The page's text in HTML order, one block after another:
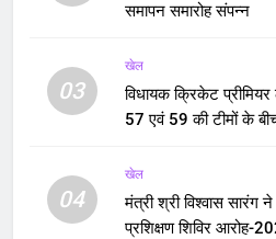
समापन समारोह संपन्न
03
खेल
विधायक क्रिकेट
57 एवं 59 की टीमों के
04
खेल
मंत्री श्री विश्वास सारंग
प्रशिक्षण शिविर आरोह-